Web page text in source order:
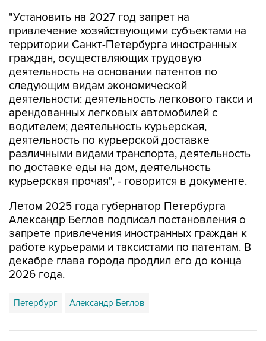
"Установить на 2027 год запрет на
привлечение хозяйствующими субъектами на
территории Санкт-Петербурга иностранных
граждан, осуществляющих трудовую
деятельность на основании патентов по
следующим видам экономической
деятельности: деятельность легкового такси и
арендованных легковых автомобилей с
водителем; деятельность курьерская,
деятельность по курьерской доставке
различными видами транспорта, деятельность
по доставке еды на дом, деятельность
курьерская прочая", - говорится в документе.
Летом 2025 года губернатор Петербурга
Александр Беглов подписал постановления о
запрете привлечения иностранных граждан к
работе курьерами и таксистами по патентам. В
декабре глава города продлил его до конца
2026 года.
Петербург Александр Беглов